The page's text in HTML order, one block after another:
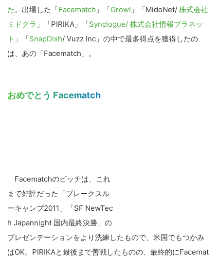
た 。出場した「Facematch 」「Grow! 」「MidoNet/ 株式会社
ミドクラ 」「PIRIKA」「Synclogue/ 株式会社情報プラネッ
ト 」「SnapDish/ Vuzz Inc」の中で最多得点を獲得したの
は、あの「Facematch」。
おめでとう Facematch
Facematchのピッチは、これ
まで好評だった「ブレークスル
ーキャンプ2011」「SF NewTec
h Japannight 国内最終決勝」の
プレゼンテーションをより洗練したもので、米国でもつかみ
はOK。PIRIKAと最後まで善戦したものの、最終的にFacemat